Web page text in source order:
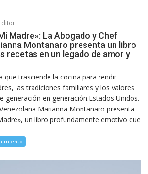
Madre»: La Abogado y Chef
Montanaro presenta un libro
recetas en un legado de amor y
que trasciende la cocina para rendir
las tradiciones familiares y los valores
generación en generación.Estados Unidos.
Marianna Montanaro presenta
un libro profundamente emotivo que